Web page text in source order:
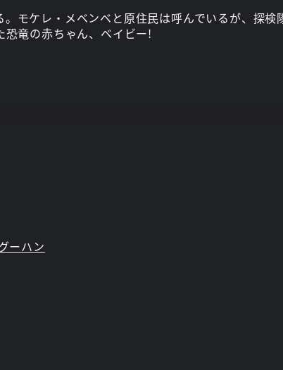
モケレ・メベンベと原住民は呼んでいるが、探
恐竜の赤ちゃん、ベイビー!
ーハン